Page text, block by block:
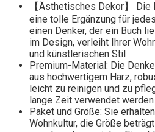
【Ästhetisches Dekor】
eine tolle Ergänzung für
einen Denker, der ein Buch
im Design, verleiht Ihrer
und künstlerischen Stil
Premium-Material: Die
aus hochwertigem Harz,
leicht zu reinigen und zu
lange Zeit verwendet werden
Paket und Größe: Sie
Wohnkultur, die Größe